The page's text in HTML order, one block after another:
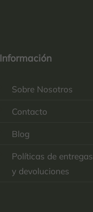
Información
Sobre Nosotros
Contacto
Blog
Políticas de entregas
y devoluciones